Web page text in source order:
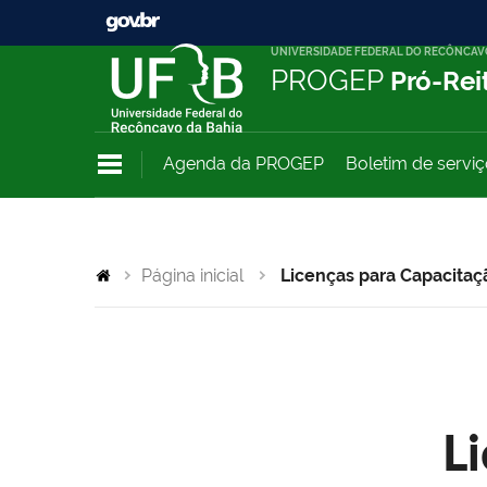
UNIVERSIDADE FEDERAL DO
PROGEP Pró-
Agenda da PROGEP Boletim de
Página inicial Licenças para